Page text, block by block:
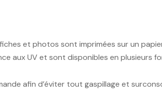
et photos sont imprimées sur un
aux UV et sont disponibles en plusieurs
afin d’éviter tout gaspillage et